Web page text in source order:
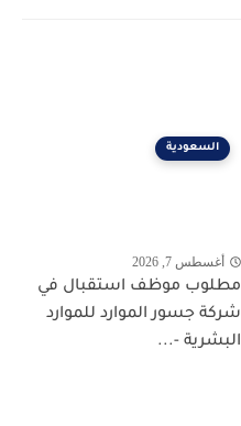
السعودية
أغسطس 7, 2026
مطلوب موظف استقبال في
شركة جسور الموارد للموارد
البشرية -...